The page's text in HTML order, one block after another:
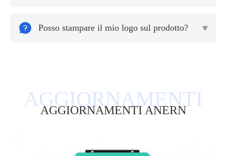
 Posso stampare il mio logo sul prodotto? 
AGGIORNAMENTI ANERN